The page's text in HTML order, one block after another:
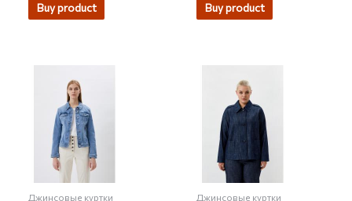
Buy product Buy product
Джинсовые куртки Джинсовые куртки